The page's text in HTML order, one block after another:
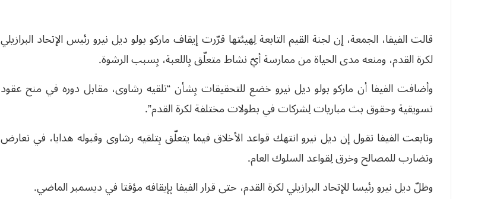
قالت الفيفا، الجمعة، إن لجنة القيم التابعة لِهيئتها قرّرت إيقاف ماركو بولو ديل نيرو رئيس الإتحاد البرازيلي
لكرة القدم، ومنعه مدى الحياة من ممارسة أيّ نشاط متعلّق بِاللعبة، بِسبب الرشوة.
وأضافت الفيفا أن ماركو بولو ديل نيرو خضع للتحقيقات بِشأن “تلقيه رشاوى، مقابل دوره في منح عقود
تسويقية وحقوق بث مباريات لِشركات في بطولات مختلفة لكرة القدم”.
وتابعت الفيفا تقول إن ديل نيرو انتهك قواعد الأخلاق فيما يتعلّق بِتلقيه رشاوى وقبوله هدايا، في تعارض
وتضارب للمصالح وخرق لِقواعد السلوك العام.
وظلّ ديل نيرو رئيسا للإتحاد البرازيلي لكرة القدم، حتى قرار الفيفا بِإيقافه مؤقتا في ديسمبر الماضي.